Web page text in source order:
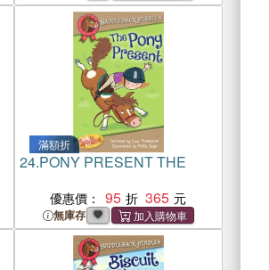
滿額折
24.PONY PRESENT THE
優惠價： 95 365
無庫存